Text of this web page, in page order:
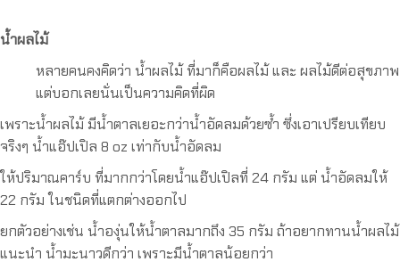
น้ำผลไม้
หลายคนคงคิดว่า น้ำผลไม้ ที่มาก็คือผลไม้ และ ผลไม้ดีต่อสุขภาพ
แต่บอกเลยนั่นเป็นความคิดที่ผิด
เพราะน้ำผลไม้ มีน้ำตาลเยอะกว่าน้ำอัดลมด้วยซ้ำ ซึ่งเอาเปรียบเทียบ
จริงๆ น้ำแอ๊ปเปิล 8 oz เท่ากับน้ำอัดลม
ให้ปริมาณคาร์บ ที่มากกว่าโดยน้ำแอ๊ปเปิลที่ 24 กรัม แต่ น้ำอัดลมให้
22 กรัม ในชนิดที่แตกต่างออกไป
ยกตัวอย่างเช่น น้ำองุ่นให้น้ำตาลมากถึง 35 กรัม ถ้าอยากทานน้ำผลไม้
แนะนำ น้ำมะนาวดีกว่า เพราะมีน้ำตาลน้อยกว่า